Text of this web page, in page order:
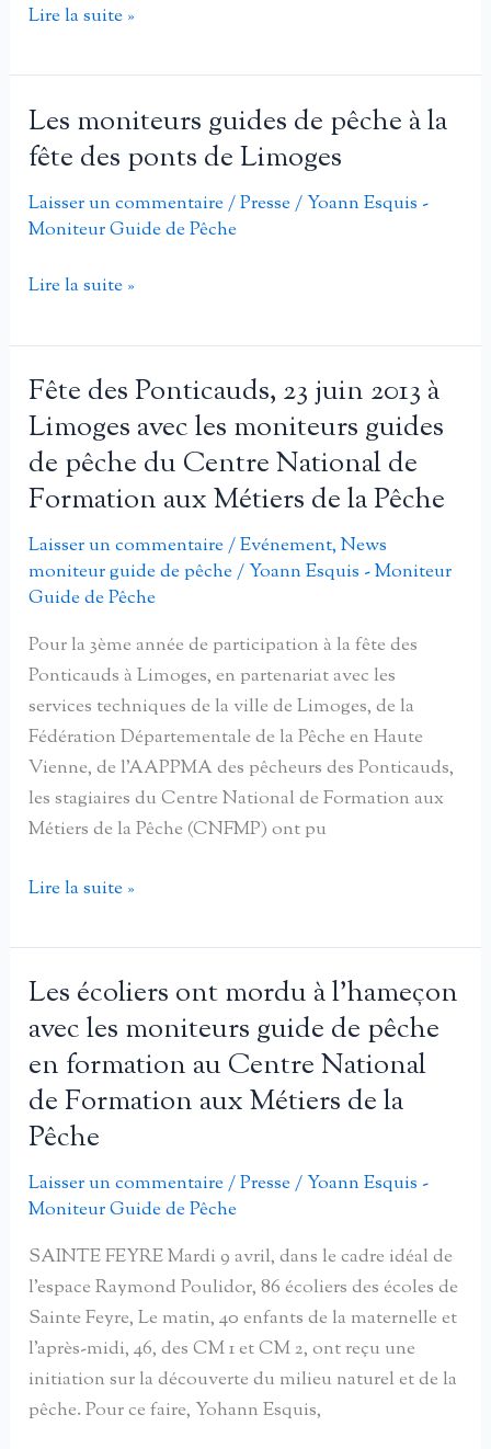
mouche
»
au
milieu
la
Dronne »
Fête
ponticauds
avec
les
moniteurs
guides
de
du
national
de
formation
aux
métiers
de
la
pêche
Lire la suite »
Les moniteurs guides de pêche à la
fête des ponts de Limoges
Laisser un commentaire/Presse/Yoann Esquis -
Moniteur Guide de Pêche
Les
guides
de
à
la
fête
des
ponts
de
Lire la suite »
Fête des Ponticauds, 23 juin 2013 à
Limoges avec les moniteurs guides
de pêche du Centre National de
Formation aux Métiers de la Pêche
Laisser un commentaire/Evénement,News
moniteur guide de pêche/Yoann Esquis - Moniteur
Guide de Pêche
Pour la 3ème année de participation à la fête des
Ponticauds à Limoges, en partenariat avec les
services techniques de la ville de Limoges, de la
Fédération Départementale de la Pêche en Haute
Vienne, de l’AAPPMA des pêcheurs des Ponticauds,
les stagiaires du Centre National de Formation aux
Métiers de la Pêche (CNFMP) ont pu
Fête
Ponticauds,
23
2013
à
Limoges
avec
moniteurs
de
pêche
du
Centre
National
de
Lire la suite »
Les écoliers ont mordu à l’hameçon
avec les moniteurs guide de pêche
en formation au Centre National
de Formation aux Métiers de la
Pêche
Laisser un commentaire/Presse/Yoann Esquis -
Moniteur Guide de Pêche
SAINTE FEYRE Mardi 9 avril, dans le cadre idéal de
l’espace Raymond Poulidor, 86 écoliers des écoles de
Sainte Feyre, Le matin, 40 enfants de la maternelle et
l’après-midi, 46, des CM 1 et CM 2, ont reçu une
initiation sur la découverte du milieu naturel et de la
pêche. Pour ce faire, Yohann Esquis,